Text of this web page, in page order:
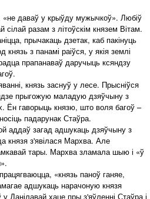
«не даваў у крыўду мужычкоў». Любіў
сілай разам з літоўскім князем Вітам.
прычакаць дзетак, каб пакінуць
з панамі раіўся, у якія землі
прапанаваў даручыць ксяндзу
князь заснуў у лесе. Прысніўся
прыгожую маладую дзяўчыну з
Ён гаворыць князю, што воля багоў –
падарунак Стаўра.
аддаў загад адшукаць дзяўчыну з
князя з'явілася Мархва. Але
тары. Мархва зламала шыю і «ў
«князь паноў ганяе,
адшукаць нарачоную князя
Данілавай хаце пры з'яўленні Стаўра і